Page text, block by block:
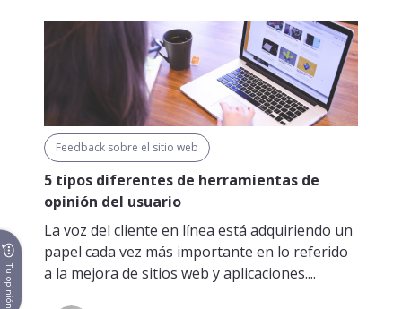
Feedback sobre el sitio web
5 tipos diferentes de herramientas de
opinión del usuario
La voz del cliente en línea está adquiriendo un
papel cada vez más importante en lo referido
a la mejora de sitios web y aplicaciones....
Tu opinión